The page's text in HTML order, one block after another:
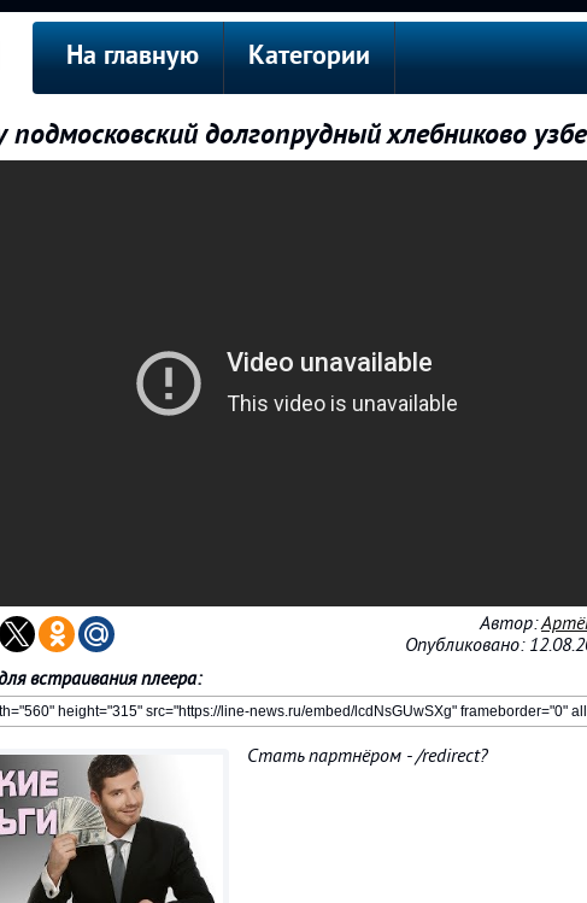
На главную Категории
долгопрудный хлебниково
Автор:
Опубликовано:
встраивания плеера:
Стать партнёром - /redirect?